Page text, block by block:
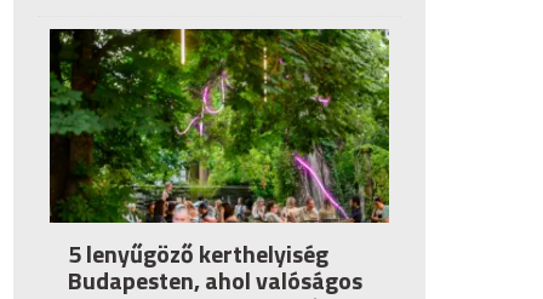
5 lenyűgöző kerthelyiség
Budapesten, ahol valóságos